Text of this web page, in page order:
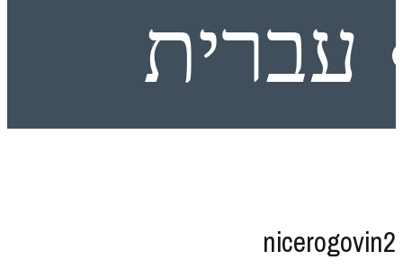
עברית
nicerogovin2